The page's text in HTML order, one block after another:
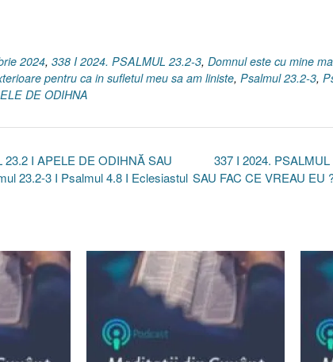
2024, 338 I 2024. PSALMUL 23.2-3, Domnul este cu mine
pentru ca in sufletul meu sa am liniste, Psalmul 23.2-3,
DE ODIHNA
337 I 2024.
SAU FAC CE VREAU EU
23.2 I APELE DE ODIHNĂ SAU
23.2-3 I Psalmul 4.8 I Eclesiastul